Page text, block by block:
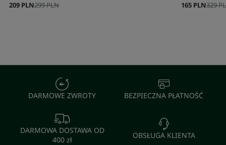
299 PLN
209 PLN
329
165 PLN
DARMOWE ZWROTY BEZPIECZNA PŁATNOŚĆ
DARMOWA DOSTAWA OD
400 zł
OBSŁUGA KLIENTA